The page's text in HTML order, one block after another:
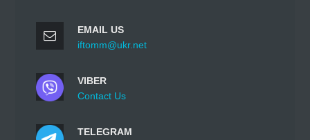
EMAIL US
iftomm@ukr.net
VIBER
Contact Us
TELEGRAM